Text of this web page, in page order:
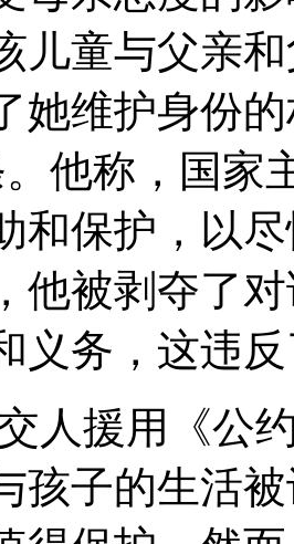
儿童与父亲
她维护身份
他称，国家
和保护，以
他被剥夺了
义务，这违
人援用《公
孩子的生活